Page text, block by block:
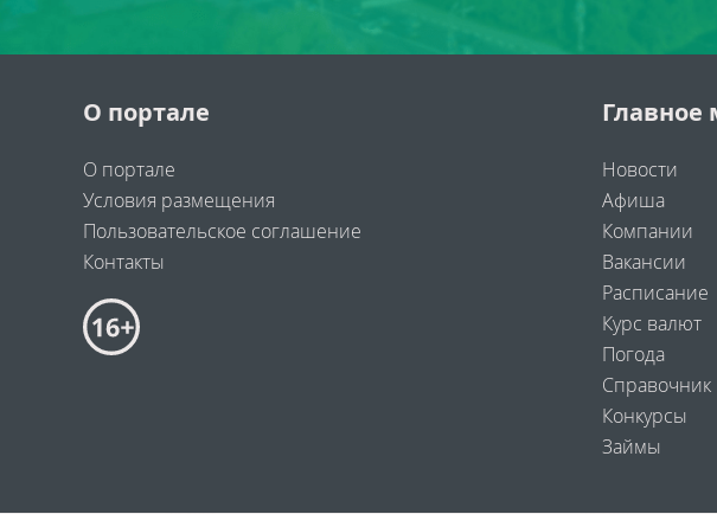
О портале
О портале
Условия размещения
Пользовательское соглашение
Контакты
Главное
Новости
Афиша
Компании
Вакансии
Расписание
Курс валют
Погода
Справочник
Конкурсы
Займы